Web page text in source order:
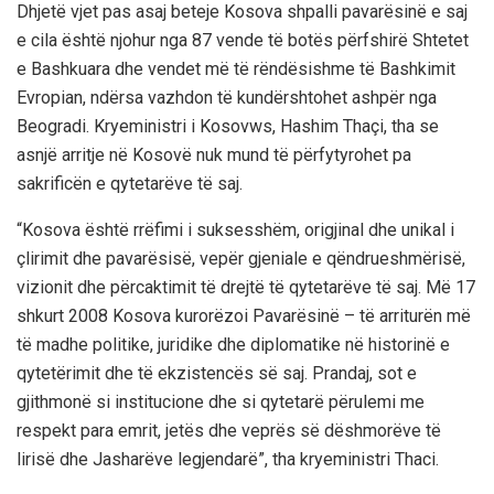
Dhjetë vjet pas asaj beteje Kosova shpalli pavarësinë e saj
e cila është njohur nga 87 vende të botës përfshirë Shtetet
e Bashkuara dhe vendet më të rëndësishme të Bashkimit
Evropian, ndërsa vazhdon të kundërshtohet ashpër nga
Beogradi. Kryeministri i Kosovws, Hashim Thaçi, tha se
asnjë arritje në Kosovë nuk mund të përfytyrohet pa
sakrificën e qytetarëve të saj.
“Kosova është rrëfimi i suksesshëm, origjinal dhe unikal i
çlirimit dhe pavarësisë, vepër gjeniale e qëndrueshmërisë,
vizionit dhe përcaktimit të drejtë të qytetarëve të saj. Më 17
shkurt 2008 Kosova kurorëzoi Pavarësinë – të arriturën më
të madhe politike, juridike dhe diplomatike në historinë e
qytetërimit dhe të ekzistencës së saj. Prandaj, sot e
gjithmonë si institucione dhe si qytetarë përulemi me
respekt para emrit, jetës dhe veprës së dëshmorëve të
lirisë dhe Jasharëve legjendarë”, tha kryeministri Thaci.